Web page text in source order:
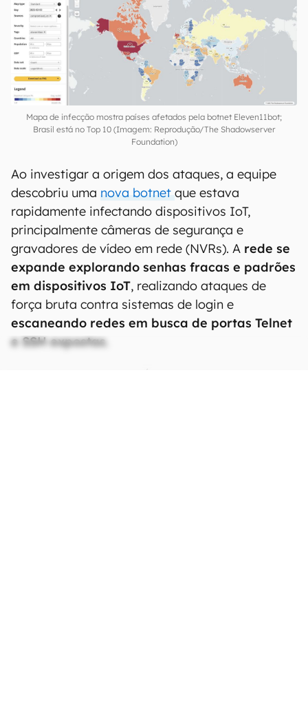
Mapa de infecção mostra países afetados pela botnet Eleven11bot;
Brasil está no Top 10 (Imagem: Reprodução/The Shadowserver
Foundation)
Ao investigar a origem dos ataques, a equipe
descobriu uma nova botnet que estava
rapidamente infectando dispositivos IoT,
principalmente câmeras de segurança e
gravadores de vídeo em rede (NVRs). A rede se
expande explorando senhas fracas e padrões
em dispositivos IoT, realizando ataques de
força bruta contra sistemas de login e
escaneando redes em busca de portas Telnet
e SSH expostas.